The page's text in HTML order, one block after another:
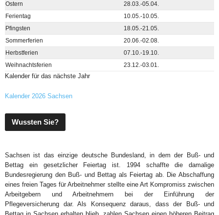
Ostern
28.03.-05.04.
Ferientag
10.05.-10.05.
Pfingsten
18.05.-21.05.
Sommerferien
20.06.-02.08.
Herbstferien
07.10.-19.10.
Weihnachtsferien
23.12.-03.01.
Kalender für das nächste Jahr
Kalender 2026 Sachsen
Wussten Sie?
Sachsen ist das einzige deutsche Bundesland, in dem der Buß- und
Bettag ein gesetzlicher Feiertag ist. 1994 schaffte die damalige
Bundesregierung den Buß- und Bettag als Feiertag ab. Die Abschaffung
eines freien Tages für Arbeitnehmer stellte eine Art Kompromiss zwischen
Arbeitgebern und Arbeitnehmern bei der Einführung der
Pflegeversicherung dar. Als Konsequenz daraus, dass der Buß- und